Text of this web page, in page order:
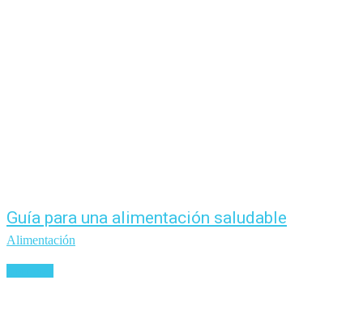
Guía para una alimentación saludable
Alimentación